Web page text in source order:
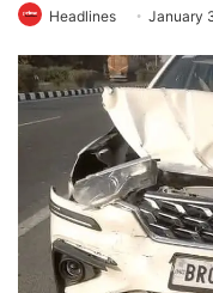
Headlines January